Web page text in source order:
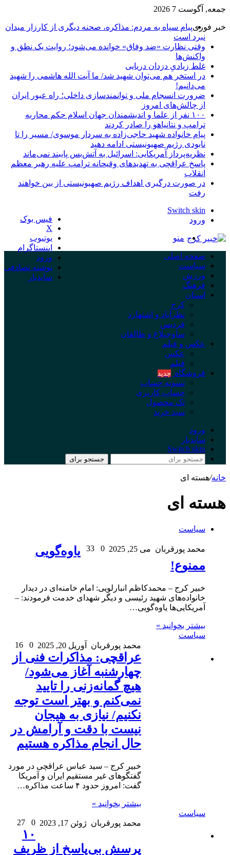
جمعه, آگوست 7 2026
خبر فوریپیام سپاه به مردم: مذاکره، صحنه دیگری از کارزار میدان
نبرد است
وقتی نظارت «ضد وفاق» خوانده می‌شود؛ روایت یک نطق و
واکنش‌ها
غلط زیادیِ دزدان دریایی
در استخر هم می‌توان شهید شد/ ما آیت الله هاشمی را شهید
می‌دانیم!
ضرورت انسجام ملی و توانمندسازی داخلی؛ راه عبور ایران
از چالش‌های امروز
۱۰۰ نفر از علما و اندیشمندان جهان اسلام حکم محاربه
ترامپ و نتانیاهو را صادر کردند
پیام خانواده شهید حاجی‌زاده به سردار موسوی/ مسیر را تا
نابودی رژیم صهیونیستی ادامه دهید
نظریه‌پرداز آمریکایی: اسرائیل به آتش‌بس پایبند نمی‌ماند
پاسخ عراقچی به تهدیدهای وقیحانه ترامپ علیه رهبر معظم
انقلاب
در صورت درگیری اهداف رژیم صهیونیستی از بین خواهند
رفت
فیس بوک
X
یوتیوب
اینستاگرام
ورود
نوشته تصادفی
سایدبار
Switch skin
ورود
منو
صفحه اصلی
سیاست
ورزش
فرهنگ
استان
کرج
نظرآباد و اشتهارد
فردیس
ساوجبلاغ و طالقان
عکس و فیلم
عکس
فیلم
فروشگاه جدید
تسویه حساب
حساب کاربری
تک محصول
سبد خرید
ورود
سایدبار
Switch skin
جستجو برای
خانه/هسته ای
هسته ای
سیاست
محمد پورقربان می 25, 2025 0
یاوه‌گویی
ممنوع!
خبیر کرج – محمدکاظم انبارلویی: امام خامنه‌ای در دیدار
خانواده‌های شهید رئیسی و دیگر شهدای خدمت فرمودند: –
آمریکایی‌ها یاوه‌گویی…
بیشتر بخوانید »
سیاست
محمد پورقربان
آوریل 20, 2025 0
عراقچی: مذاکرات فنی از
چهارشنبه آغاز می‌شود/
هیچ گمانه‌زنی را تایید
نمی‌کنم و بهتر است توجه
نکنیم/ نیازی به هیجان
نیست با دقت و آرامش در
حال انجام مذاکره هستیم
خبیر کرج – سید عباس عراقچی در مورد
گفتگوهای غیر مستقیم ایران و آمریکا
گفت: امروز حدود ۴ ساعت مذاکره…
بیشتر بخوانید »
سیاست
محمد پورقربان ژوئن 17, 2023 0
۱۰
پرسش بی‌پاسخ از ظریف